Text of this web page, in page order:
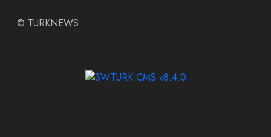
© TURKNEWS